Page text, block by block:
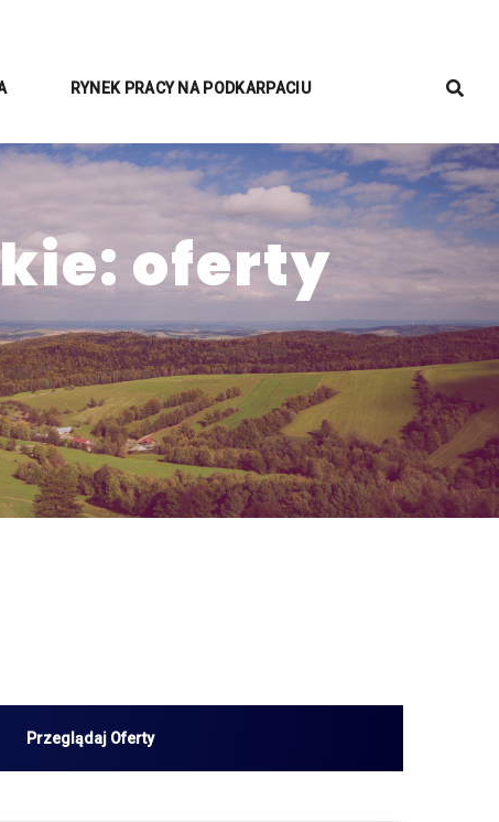
RYNEK PRACY NA PODKARPACIU
oferty